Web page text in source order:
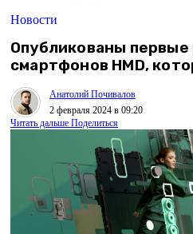
Новости
Опубликованы
смартфонов HMD,
Анатолий Почивалов
2 февраля 2024 в 09:20
Читать дальше Поделиться